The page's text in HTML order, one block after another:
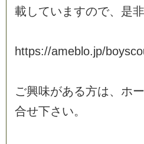
載 してい ま すので、 是非
https://amebo.jp/boysco
ご興味がある方は、 ホー
合せ下さ い。